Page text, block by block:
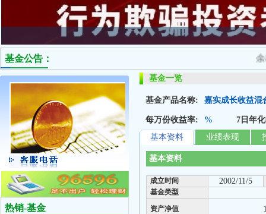
基金公告： 余杭
热销-基金
基金一览
基金产品名称: 嘉实成长收益混
每万份收益率: %
7日年
基本资料
业绩表现
基本资料
成立时间 2002/11/5
基金类型
资产净值